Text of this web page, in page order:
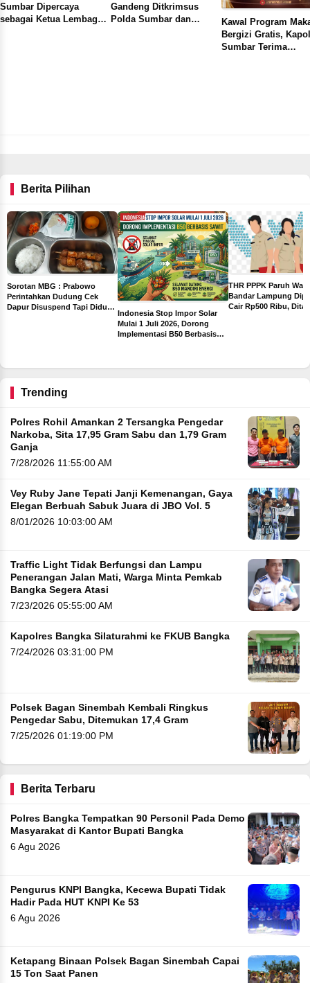
Sumbar Dipercaya
sebagai Ketua Lembaga
Gandeng Ditkrimsus
Polda Sumbar dan
Kawal Program
Bergizi Gratis,
Sumbar Terima
Berita Pilihan
Sorotan MBG : Prabowo
Perintahkan Dudung Cek
Dapur Disuspend Tapi Diduga
Indonesia Stop Impor Solar
Mulai 1 Juli 2026, Dorong
Implementasi B50 Berbasis
THR PPPK Paruh
Bandar Lampung
Cair Rp500 Ribu,
Trending
Polres Rohil Amankan 2 Tersangka Pengedar
Narkoba, Sita 17,95 Gram Sabu dan 1,79 Gram
Ganja
7/28/2026 11:55:00 AM
Vey Ruby Jane Tepati Janji Kemenangan, Gaya
Elegan Berbuah Sabuk Juara di JBO Vol. 5
8/01/2026 10:03:00 AM
Traffic Light Tidak Berfungsi dan Lampu
Penerangan Jalan Mati, Warga Minta Pemkab
Bangka Segera Atasi
7/23/2026 05:55:00 AM
Kapolres Bangka Silaturahmi ke FKUB Bangka
7/24/2026 03:31:00 PM
Polsek Bagan Sinembah Kembali Ringkus
Pengedar Sabu, Ditemukan 17,4 Gram
7/25/2026 01:19:00 PM
Berita Terbaru
Polres Bangka Tempatkan 90 Personil Pada Demo
Masyarakat di Kantor Bupati Bangka
6 Agu 2026
Pengurus KNPI Bangka, Kecewa Bupati Tidak
Hadir Pada HUT KNPI Ke 53
6 Agu 2026
Ketapang Binaan Polsek Bagan Sinembah Capai
15 Ton Saat Panen